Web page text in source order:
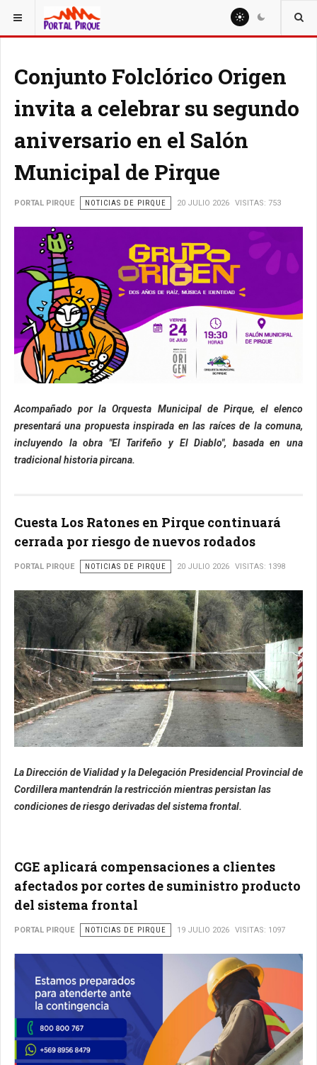
ESTÁ AQUÍ: NOTICIAS
Conjunto Folclórico Origen
invita a celebrar su segundo
aniversario en el Salón
Municipal de Pirque
PORTAL PIRQUE NOTICIAS DE PIRQUE 20 JULIO 2026 VISITAS: 753
Acompañado por la Orquesta Municipal de Pirque, el elenco
presentará una propuesta inspirada en las raíces de la comuna,
incluyendo la obra "El Tarifeño y El Diablo", basada en una
tradicional historia pircana.
Cuesta Los Ratones en Pirque continuará
cerrada por riesgo de nuevos rodados
PORTAL PIRQUE NOTICIAS DE PIRQUE 20 JULIO 2026 VISITAS: 1398
La Dirección de Vialidad y la Delegación Presidencial Provincial de
Cordillera mantendrán la restricción mientras persistan las
condiciones de riesgo derivadas del sistema frontal.
CGE aplicará compensaciones a clientes
afectados por cortes de suministro producto
del sistema frontal
PORTAL PIRQUE NOTICIAS DE PIRQUE 19 JULIO 2026 VISITAS: 1097